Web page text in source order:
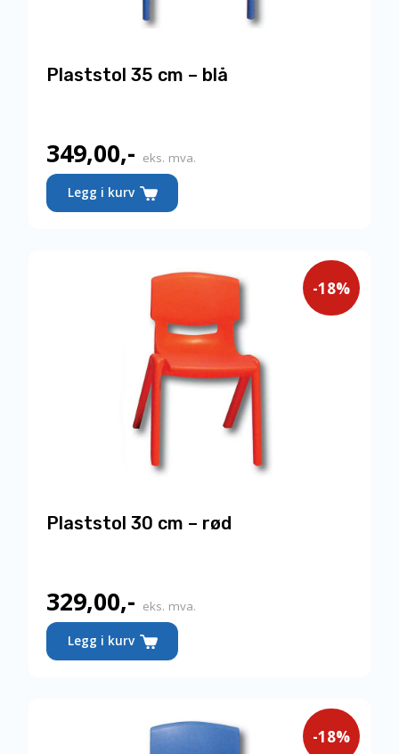
Plaststol 35 cm – blå
349,00,-
Nåværende
pris
er:
eks. mva.
Legg i kurv
-18%
Plaststol 30 cm – rød
329,00,-
Nåværende
pris
er:
eks. mva.
Legg i kurv
-18%